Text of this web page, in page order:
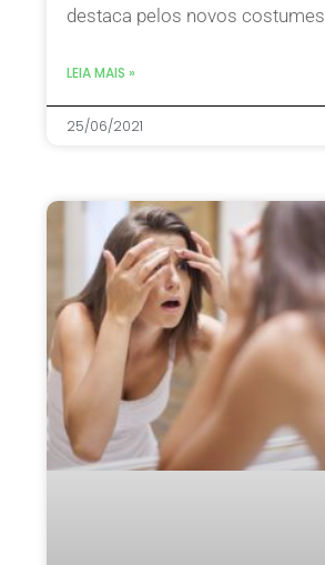
destaca pelos novos costumes
LEIA MAIS »
25/06/2021